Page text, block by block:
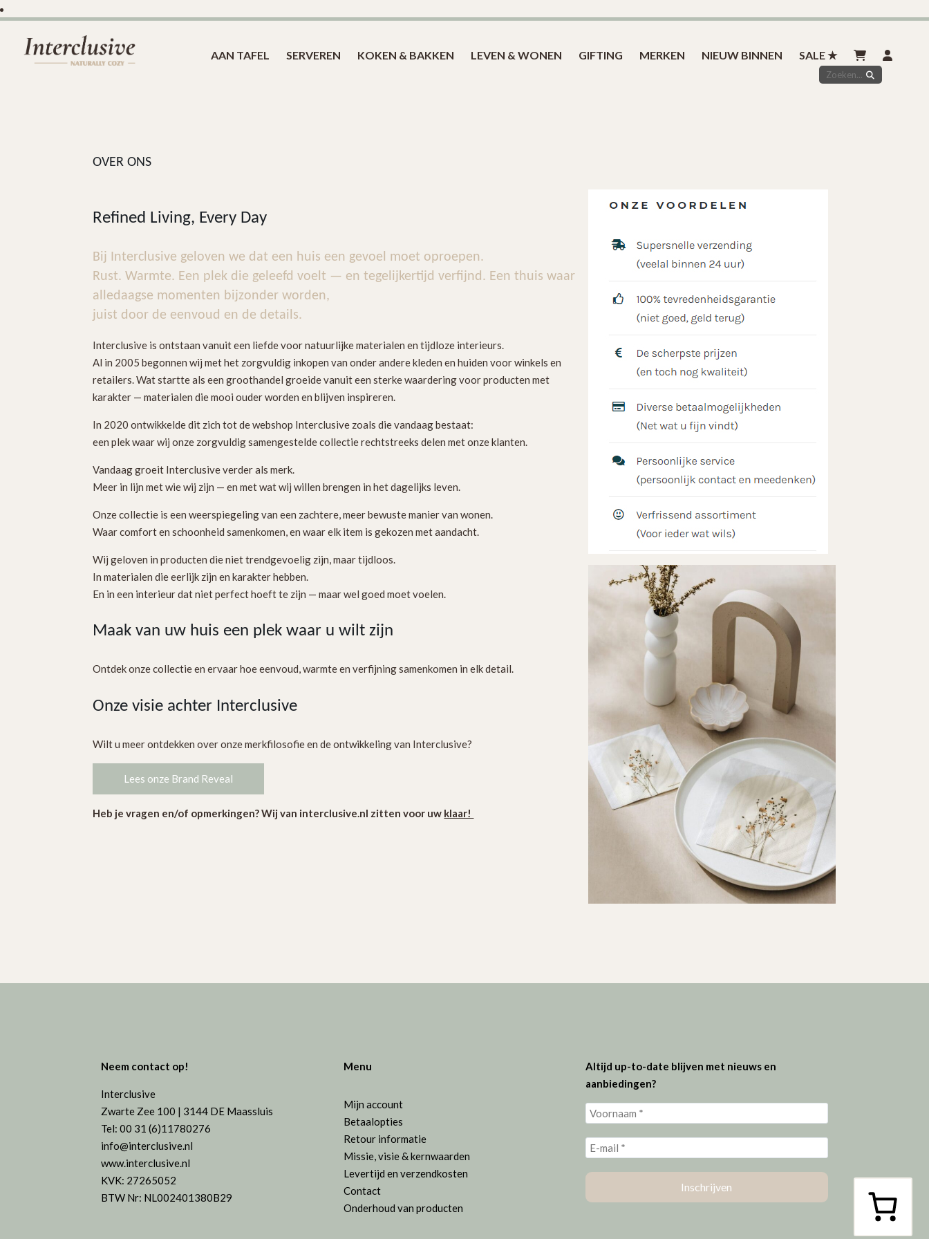
AAN TAFEL SERVEREN KOKEN & BAKKEN LEVEN & WONEN GIFTING MERKEN NIEUW BINNEN SALE ★
OVER ONS
Refined Living, Every Day
Bij Interclusive geloven we dat een huis een gevoel moet oproepen.
Rust. Warmte. Een plek die geleefd voelt — en tegelijkertijd verfijnd. Een thuis waar
alledaagse momenten bijzonder worden,
juist door de eenvoud en de details.
Interclusive is ontstaan vanuit een liefde voor natuurlijke materialen en tijdloze interieurs.
Al in 2005 begonnen wij met het zorgvuldig inkopen van onder andere kleden en huiden voor winkels en
retailers. Wat startte als een groothandel groeide vanuit een sterke waardering voor producten met
karakter — materialen die mooi ouder worden en blijven inspireren.
In 2020 ontwikkelde dit zich tot de webshop Interclusive zoals die vandaag bestaat:
een plek waar wij onze zorgvuldig samengestelde collectie rechtstreeks delen met onze klanten.
Vandaag groeit Interclusive verder als merk.
Meer in lijn met wie wij zijn — en met wat wij willen brengen in het dagelijks leven.
Onze collectie is een weerspiegeling van een zachtere, meer bewuste manier van wonen.
Waar comfort en schoonheid samenkomen, en waar elk item is gekozen met aandacht.
Wij geloven in producten die niet trendgevoelig zijn, maar tijdloos.
In materialen die eerlijk zijn en karakter hebben.
En in een interieur dat niet perfect hoeft te zijn — maar wel goed moet voelen.
Maak van uw huis een plek waar u wilt zijn
Ontdek onze collectie en ervaar hoe eenvoud, warmte en verfijning samenkomen in elk detail.
Onze visie achter Interclusive
Wilt u meer ontdekken over onze merkfilosofie en de ontwikkeling van Interclusive?
Lees onze Brand Reveal
Heb je vragen en/of opmerkingen? Wij van interclusive.nl zitten voor uw klaar!
Neem contact op!
Interclusive
Zwarte Zee 100 | 3144 DE Maassluis
Tel: 00 31 (6)11780276
info@interclusive.nl
www.interclusive.nl
KVK: 27265052
BTW Nr: NL002401380B29
Menu
Mijn account
Betaalopties
Retour informatie
Missie, visie & kernwaarden
Levertijd en verzendkosten
Contact
Onderhoud van producten
Altijd up-to-date blijven met nieuws en
aanbiedingen?